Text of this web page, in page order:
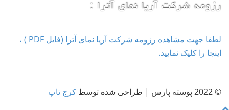
رزومه شرکت آریا نمای آترا :
لطفا جهت مشاهده رزومه شرکت آریا نمای آترا (فایل PDF ) ،
اینجا را کلیک نمایید.
© 2022 پوسته پارس | طراحی شده توسط کرج تاپ